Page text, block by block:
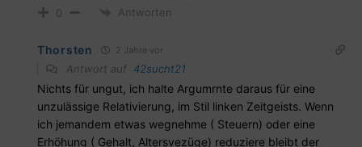
0 Antworten
Thorsten 2 Jahre vor
Antwort auf 42sucht21
Nichts für ungut, ich halte Argumrnte daraus für eine
unzulässige Relativierung, im Stil linken Zeitgeists. Wenn
ich jemandem etwas wegnehme ( Steuern) oder eine
Erhöhung ( Gehalt, Altersvezüge) reduziere bleibt der